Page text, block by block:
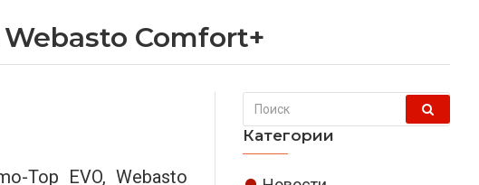
Comfort+
Top EVO, Webasto
Категории